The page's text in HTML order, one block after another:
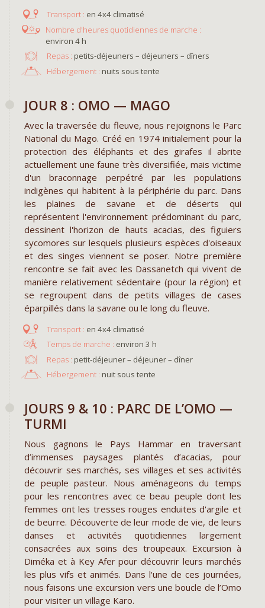
en 4x4 climatisé
environ 4 h
Repas : petits-déjeuners – déjeuners – dîners
Hébergement : nuits sous tente
JOUR 8 : OMO — MAGO
Avec la traversée du fleuve, nous rejoignons le Parc
National du Mago. Créé en 1974 initialement pour la
protection des éléphants et des girafes il abrite
actuellement une faune très diversifiée,mais victime
d'un braconnage perpétré par les populations
indigènes qui habitent à la périphérie du parc. Dans
les plaines de savane et de déserts qui
représentent l'environnement prédominant du parc,
dessinent l'horizon de hauts acacias, des figuiers
sycomores sur lesquels plusieurs espèces d'oiseaux
et des singes viennent se poser. Notre première
rencontre se fait avec les Dassanetch qui vivent de
manière relativement sédentaire (pour la région) et
se regroupent dans de petits villages de cases
éparpillés dans la savane ou le long du fleuve.
en 4x4 climatisé
environ 3 h
Repas : petit-déjeuner – déjeuner – dîner
Hébergement : nuit sous tente
JOURS 9 & 10 : PARC DE L’OMO —
TURMI
Nous gagnons le Pays Hammar en traversant
d’immenses paysages plantés d’acacias, pour
découvrir ses marchés, ses villages et ses activités
de peuple pasteur. Nous aménageons du temps
pour les rencontres avec ce beau peuple dont les
femmes ont les tresses rouges enduites d'argile et
de beurre. Découverte de leur mode de vie, de leurs
danses et activités quotidiennes largement
consacrées aux soins des troupeaux. Excursion à
Diméka et à Key Afer pour découvrir leurs marchés
les plus vifs et animés. Dans l'une de ces journées,
nous faisons une excursion vers une boucle de l’Omo
pour visiter un village Karo.